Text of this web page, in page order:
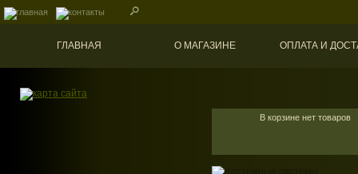
ГЛАВНАЯ О МАГАЗИНЕ ОПЛАТА И
В корзине нет товаров